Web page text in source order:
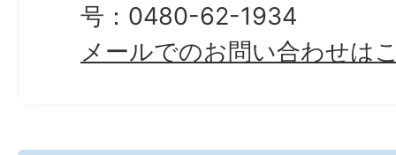
号：0480-62-1934
メールでのお問い合わせは